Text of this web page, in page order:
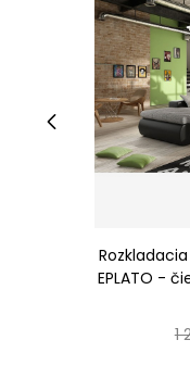
EPLATO -
1